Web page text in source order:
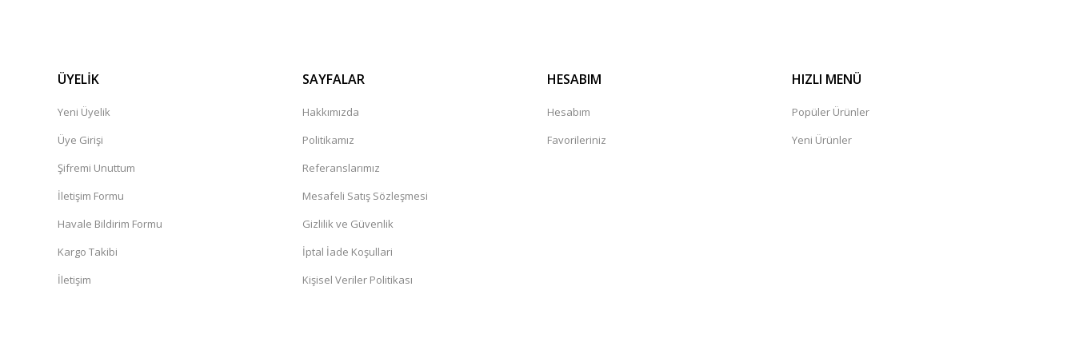
ÜYELİK
Yeni Üyelik
Üye Girişi
Şifremi Unuttum
İletişim Formu
Havale Bildirim Formu
Kargo Takibi
İletişim
SAYFALAR
Hakkımızda
Politikamız
Referanslarımız
Mesafeli Satış Sözleşmesi
Gizlilik ve Güvenlik
İptal İade Koşullari
Kişisel Veriler Politikası
HESABIM
Hesabım
Favorileriniz
HIZLI MENÜ
Popüler Ürünler
Yeni Ürünler